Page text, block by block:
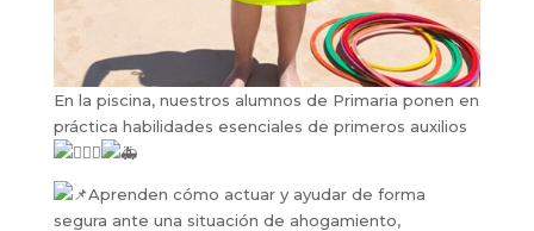
En la piscina, nuestros alumnos de Primaria ponen en
práctica habilidades esenciales de primeros auxilios
Aprenden cómo actuar y ayudar de forma
segura ante una situación de ahogamiento,